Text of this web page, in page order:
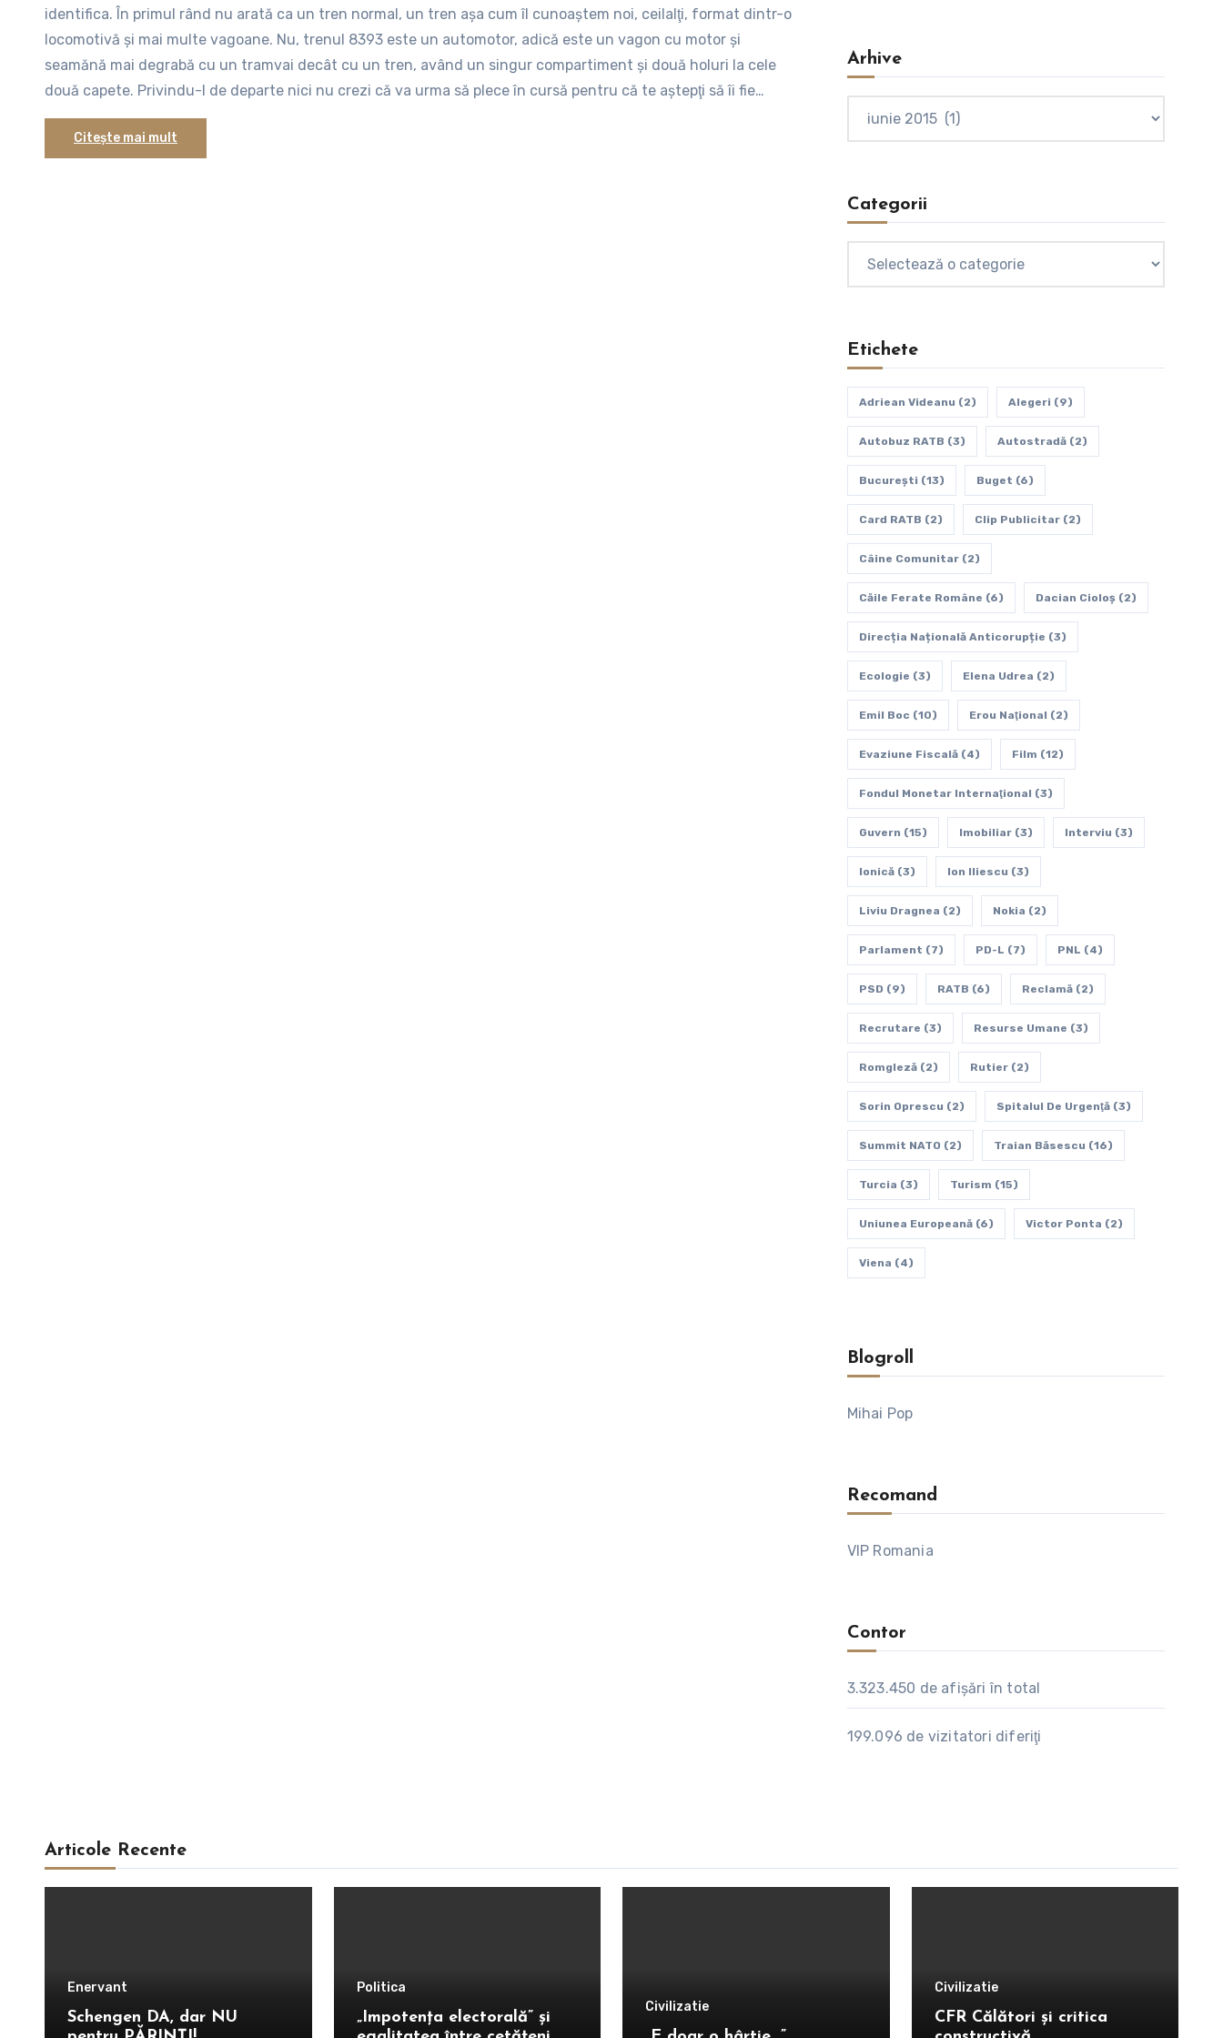
identifica. În primul rând nu arată ca un tren normal, un tren aşa cum îl cunoaştem noi, ceilalţi, format dintr-o
locomotivă şi mai multe vagoane. Nu, trenul 8393 este un automotor, adică este un vagon cu motor şi
seamănă mai degrabă cu un tramvai decât cu un tren, având un singur compartiment şi două holuri la cele
două capete. Privindu-l de departe nici nu crezi că va urma să plece în cursă pentru că te aştepţi să îi fie
ataşată şi o locomotivă. Confuzia este şi mai mare prin prismă faptului că în gara din Constanţa este afişat că
trenul va pleca de la linia 4, iar el în realitate pleacă de la linia 5. Ca să fie haosul complet la linia 4 soseşte un
Citește mai mult
Arhive
Categorii
Etichete
Adriean Videanu (2) Alegeri (9)
Autobuz RATB (3) Autostradă(2)
Bucureşti (13) Buget (6)
Card RATB (2) Clip Publicitar(2)
Câine Comunitar(2)
Căile Ferate Române (6) Dacian Cioloș(2)
Direcția Națională Anticorupție (3)
Ecologie (3) Elena Udrea (2)
Emil Boc (10) Erou Naţional (2)
Evaziune Fiscală(4) Film (12)
Fondul Monetar Internaţional (3)
Guvern (15) Imobiliar(3) Interviu (3)
Ionică(3) Ion Iliescu (3)
Liviu Dragnea (2) Nokia (2)
Parlament (7) PD-L (7) PNL (4)
PSD (9) RATB (6) Reclamă(2)
Recrutare (3) Resurse Umane (3)
Romgleză(2) Rutier(2)
Sorin Oprescu (2) Spitalul De Urgenţă(3)
Summit NATO (2) Traian Băsescu (16)
Turcia (3) Turism (15)
Uniunea Europeană(6) Victor Ponta (2)
Viena (4)
Blogroll
Mihai Pop
Recomand
VIP Romania
Contor
3.323.450 de afişări în total
199.096 de vizitatori diferiţi
Articole Recente
Enervant
Schengen DA, dar NU
Politica
„Impotența electorală” și
Civilizatie
Civilizatie
CFR Călători și critica